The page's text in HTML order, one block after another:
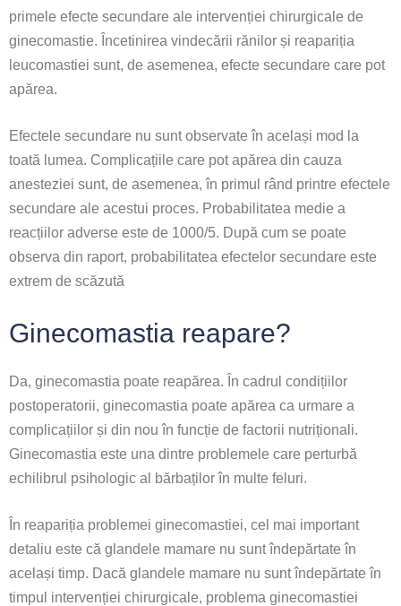
primele efecte secundare ale intervenției chirurgicale de
ginecomastie. Încetinirea vindecării rănilor și reapariția
leucomastiei sunt, de asemenea, efecte secundare care pot
apărea.
Efectele secundare nu sunt observate în același mod la
toată lumea. Complicațiile care pot apărea din cauza
anesteziei sunt, de asemenea, în primul rând printre efectele
secundare ale acestui proces. Probabilitatea medie a
reacțiilor adverse este de 1000/5. După cum se poate
observa din raport, probabilitatea efectelor secundare este
extrem de scăzută
Ginecomastia reapare?
Da, ginecomastia poate reapărea. În cadrul condițiilor
postoperatorii, ginecomastia poate apărea ca urmare a
complicațiilor și din nou în funcție de factorii nutriționali.
Ginecomastia este una dintre problemele care perturbă
echilibrul psihologic al bărbaților în multe feluri.
În reapariția problemei ginecomastiei, cel mai important
detaliu este că glandele mamare nu sunt îndepărtate în
același timp. Dacă glandele mamare nu sunt îndepărtate în
timpul intervenției chirurgicale, problema ginecomastiei